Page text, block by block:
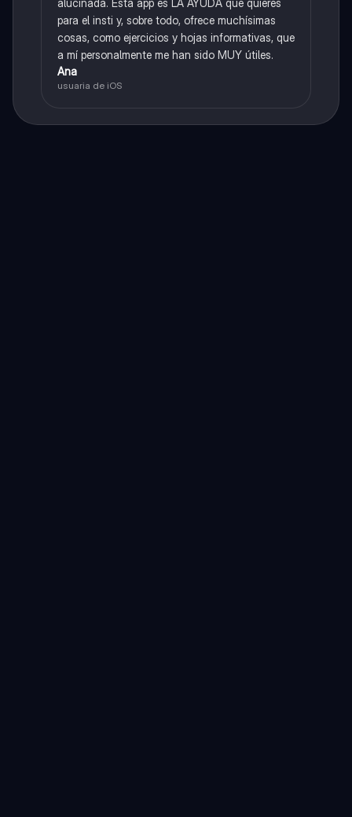
alucinada. Esta app es LA AYUDA que quieres
para el insti y, sobre todo, ofrece muchísimas
cosas, como ejercicios y hojas informativas, que
a mí personalmente me han sido MUY útiles.
Ana
usuaria de iOS